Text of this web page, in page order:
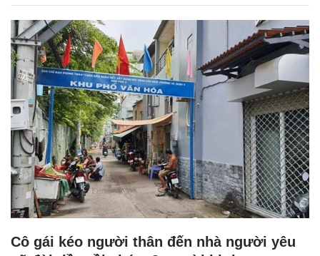
Cô gái kéo người thân đến nhà người yêu